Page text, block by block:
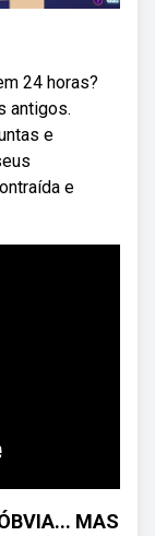
24 horas?
antigos.
e
e
MAS